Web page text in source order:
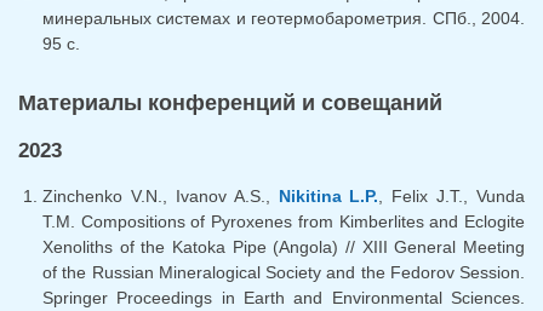
минеральных системах и геотермобарометрия. СПб., 2004.
95 с.
Материалы конференций и совещаний
2023
Zinchenko V.N., Ivanov A.S., Nikitina L.P. , Felix J.T., Vunda
T.M. Compositions of Pyroxenes from Kimberlites and Eclogite
Xenoliths of the Katoka Pipe (Angola) // XIII General Meeting
of the Russian Mineralogical Society and the Fedorov Session.
Springer Proceedings in Earth and Environmental Sciences.